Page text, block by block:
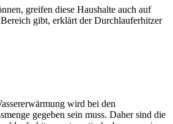
greifen diese Haushalte auch auf
gibt, erklärt der Durchlauferhitzer
wird bei den
gegeben sein muss. Daher sind die